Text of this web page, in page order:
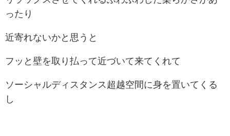
ったり
近寄れないかと思うと
フッと壁を取り払って近づいて来てくれて
ソーシャルディスタンス超越空間に身を置いてくる
し